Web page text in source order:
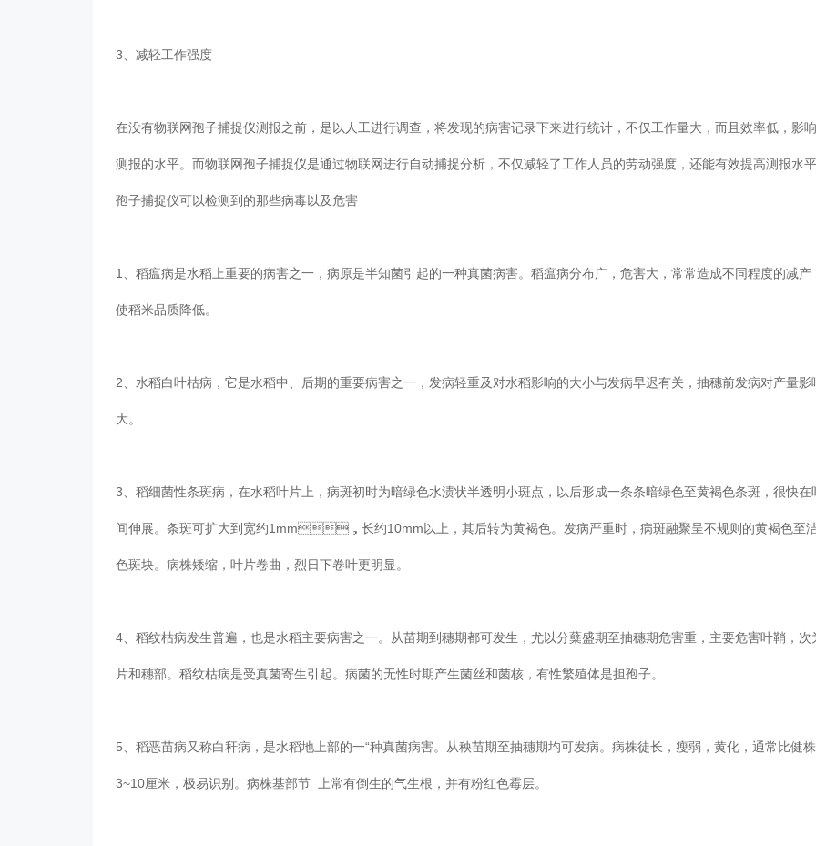
3、减轻工作强度
在没有物联网孢子捕捉仪测报之前，是以人工进行调查，将发现的病害记录下来进行统计，不仅工作量大，而且效率低，影
测报的水平。而物联网孢子捕捉仪是通过物联网进行自动捕捉分析，不仅减轻了工作人员的劳动强度，还能有效提高测报水平
孢子捕捉仪可以检测到的那些病毒以及危害
1、稻瘟病是水稻上重要的病害之一，病原是半知菌引起的一种真菌病害。稻瘟病分布广，危害大，常常造成不同程度的减产
使稻米品质降低。
2、水稻白叶枯病，它是水稻中、后期的重要病害之一，发病轻重及对水稻影响的大小与发病早迟有关，抽穗前发病对产量
大。
3、稻细菌性条斑病，在水稻叶片上，病斑初时为暗绿色水渍状半透明小斑点，以后形成一条条暗绿色至黄褐色条斑，很快
间伸展。条斑可扩大到宽约1mm，长约10mm以上，其后转为黄褐色。发病严重时，病斑融聚呈不规则的黄褐色至
色斑块。病株矮缩，叶片卷曲，烈日下卷叶更明显。
4、稻纹枯病发生普遍，也是水稻主要病害之一。从苗期到穗期都可发生，尤以分蘖盛期至抽穗期危害重，主要危害叶鞘，
片和穗部。稻纹枯病是受真菌寄生引起。病菌的无性时期产生菌丝和菌核，有性繁殖体是担孢子。
5、稻恶苗病又称白秆病，是水稻地上部的一“种真菌病害。从秧苗期至抽穗期均可发病。病株徒长，瘦弱，黄化，通常比健
3~10厘米，极易识别。病株基部节_上常有倒生的气生根，并有粉红色霉层。